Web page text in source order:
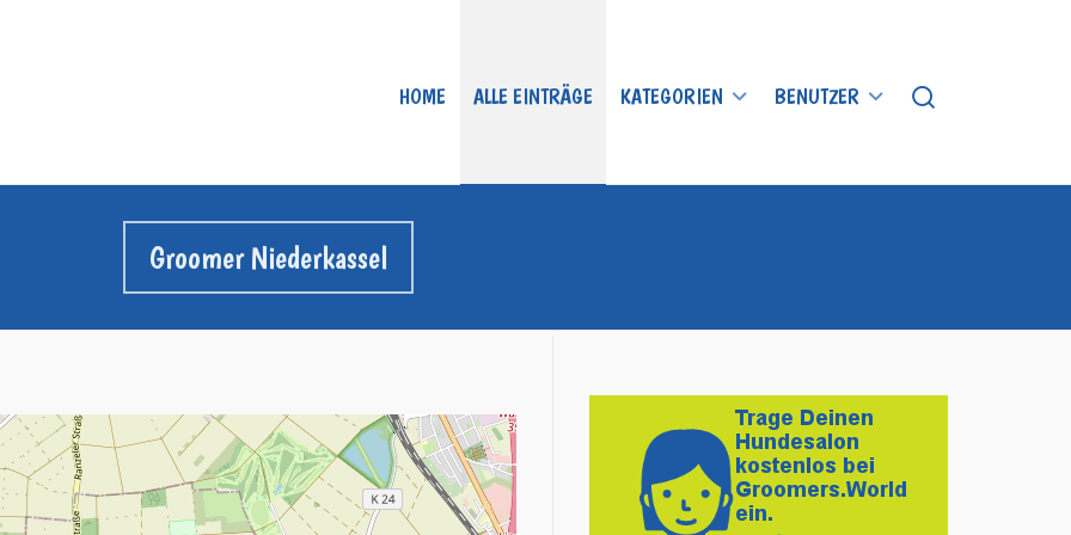
HOME ALLE EINTRÄGE KATEGORIEN BENUTZER
Groomer Niederkassel